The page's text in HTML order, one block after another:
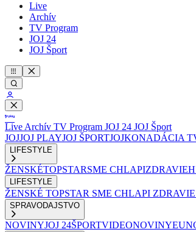
Live
Archív
TV Program
JOJ 24
JOJ Šport
Live Archív TV Program JOJ 24 JOJ Šport
JOJJOJ PLAYJOJ ŠPORTJOJKONADÁCIA
LIFESTYLE
ŽENSKÉTOPSTARSME CHLAPIZDRAVIE
LIFESTYLE
ŽENSKÉ TOPSTAR SME CHLAPI ZDRAVIE
SPRAVODAJSTVO
NOVINYJOJ 24ŠPORTVIDEONOVINY